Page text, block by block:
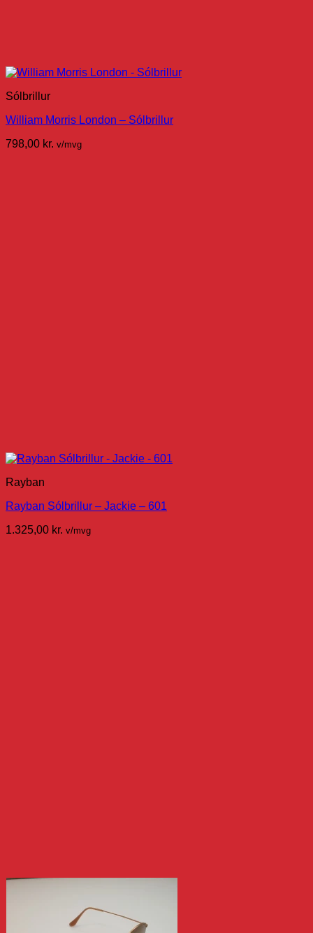
Sólbrillur
William Morris London – Sólbrillur
798,00 kr. v/mvg
Rayban
Rayban Sólbrillur – Jackie – 601
1.325,00 kr. v/mvg